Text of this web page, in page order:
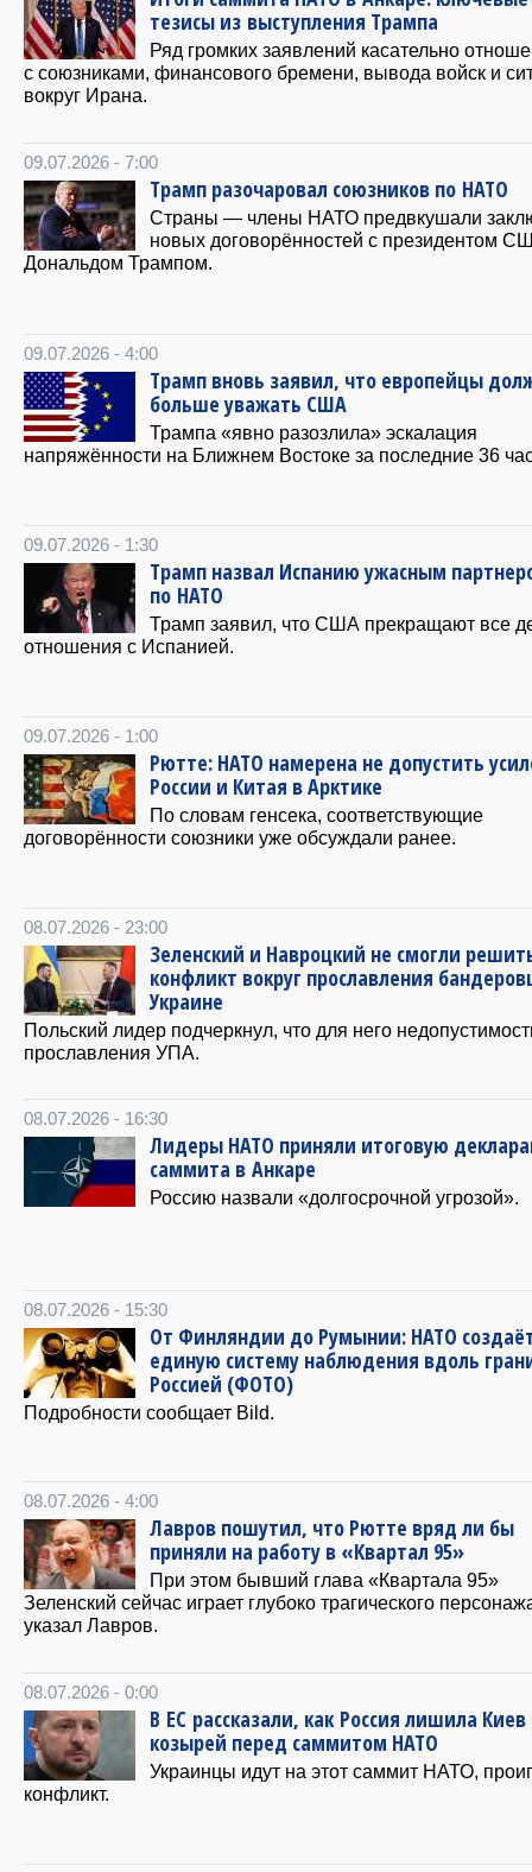
тезисы из выступления Трампа
Ряд громких заявлений касательно
с союзниками, финансового бремени, вывода войск и
вокруг Ирана.
09.07.2026 - 7:00
Трамп разочаровал союзников по НАТО
Страны — члены НАТО предвкушали
новых договорённостей с президентом
Дональдом Трампом.
09.07.2026 - 4:00
Трамп вновь заявил, что европейцы
больше уважать США
Трампа «явно разозлила» эскалация
напряжённости на Ближнем Востоке за последние 36
09.07.2026 - 1:30
Трамп назвал Испанию ужасным
по НАТО
Трамп заявил, что США прекращают все
отношения с Испанией.
09.07.2026 - 1:00
Рютте: НАТО намерена не допустить
России и Китая в Арктике
По словам генсека, соответствующие
договорённости союзники уже обсуждали ранее.
08.07.2026 - 23:00
Зеленский и Навроцкий не смогли
конфликт вокруг прославления
Украине
Польский лидер подчеркнул, что для него
прославления УПА.
08.07.2026 - 16:30
Лидеры НАТО приняли итоговую
саммита в Анкаре
Россию назвали «долгосрочной угрозой».
08.07.2026 - 15:30
От Финляндии до Румынии: НАТО
единую систему наблюдения вдоль
Россией (ФОТО)
Подробности сообщает Bild.
08.07.2026 - 4:00
Лавров пошутил, что Рютте вряд ли бы
приняли на работу в «Квартал 95»
При этом бывший глава «Квартала 95»
Зеленский сейчас играет глубоко трагического
указал Лавров.
08.07.2026 - 0:00
В ЕС рассказали, как Россия лишила Киев
козырей перед саммитом НАТО
Украинцы идут на этот саммит НАТО,
конфликт.